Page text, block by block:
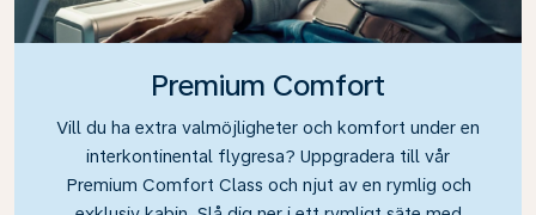
Premium Comfort
Vill du ha extra valmöjligheter och komfort under en
interkontinental flygresa? Uppgradera till vår
Premium Comfort Class och njut av en rymlig och